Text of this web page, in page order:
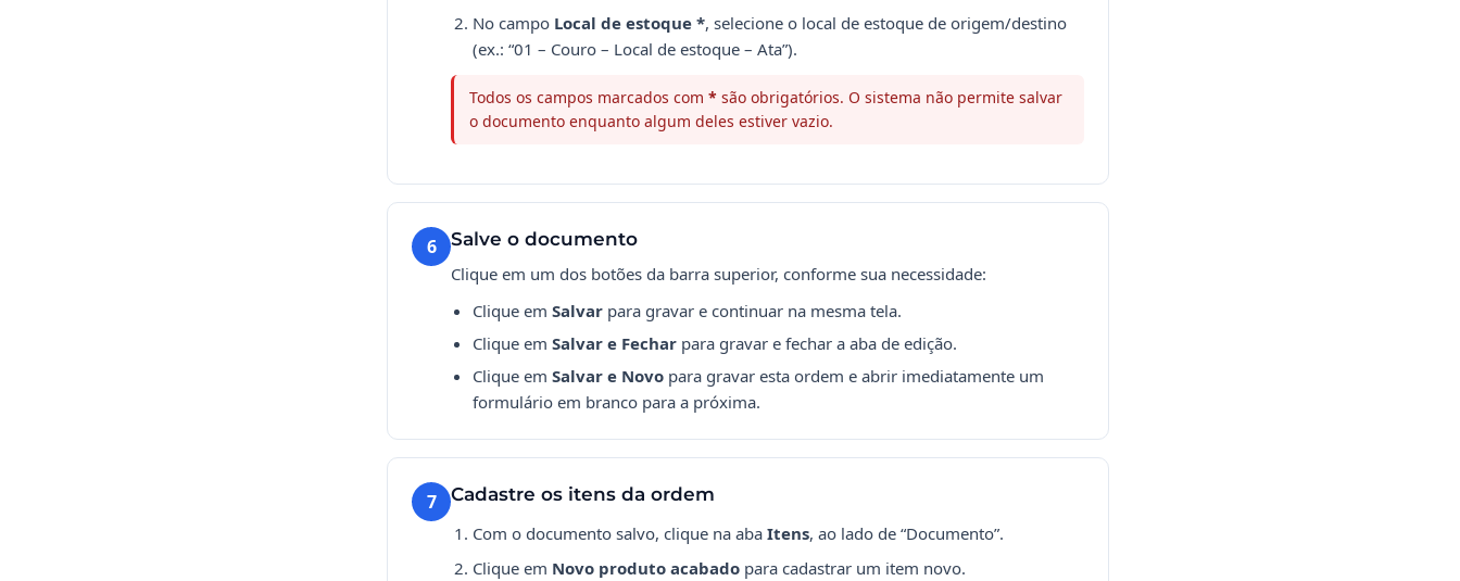
No campo Local de estoque *, selecione o local de estoque de origem/destino
(ex.: “01 – Couro – Local de estoque – Ata”).
Todos os campos marcados com * são obrigatórios. O sistema não permite salvar
o documento enquanto algum deles estiver vazio.
6
Salve o documento
Clique em um dos botões da barra superior, conforme sua necessidade:
Clique em Salvar para gravar e continuar na mesma tela.
Clique em Salvar e Fechar para gravar e fechar a aba de edição.
Clique em Salvar e Novo para gravar esta ordem e abrir imediatamente um
formulário em branco para a próxima.
7
Cadastre os itens da ordem
Com o documento salvo, clique na aba Itens, ao lado de “Documento”.
Clique em Novo produto acabado para cadastrar um item novo.